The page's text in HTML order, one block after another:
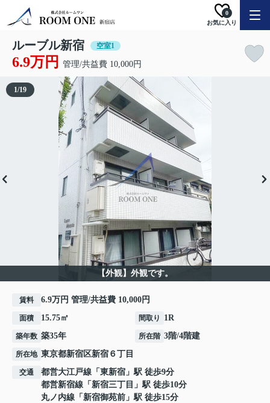
お気に入り
0
ルーブル新宿 空室1
6.9万円 管理/共益費 10,000円
【外観】外観です。
1/19
賃料 6.9万円 管理/共益費 10,000円
面積 15.75㎡ 間取り 1R
築年数 築35年 所在階 3階/4階建
所在地 東京都新宿区新宿 ６丁目
交通 都営大江戸線 「 東新宿 」駅 徒歩9分
都営新宿線 「 新宿三丁目 」駅 徒歩10分
丸ノ内線 「 新宿御苑前 」駅 徒歩15分